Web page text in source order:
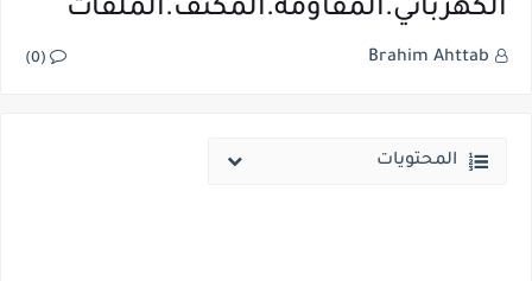
الكهربائي.المقاومة.المكثف.الملفات
Brahim Ahttab
(0)
المحتويات